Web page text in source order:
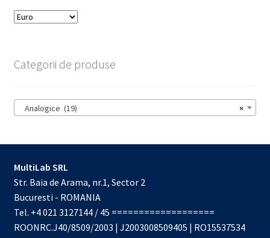
Categorii de produse
×
Analogice (19)
MultiLab SRL
Str. Baia de Arama, nr.1, Sector 2
Bucuresti - ROMANIA
Tel. +4 021 3127144 / 45 ===================
ROONRC.J40/8509/2003 | J2003008509405 | RO15537534